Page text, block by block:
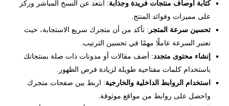
كتابة أوصاف منتجات فريدة وجذابة: ابتعد عن النسخ المباشر وركز
على مميزات وفوائد المنتج.
تحسين سرعة المتجر : تأكد من أن متجرك سريع الاستجابة، حيث
تعتبر السرعة عاملًا مهمًا في تحسين الترتيب.
إنشاء محتوى متجدد: أضف مقالات أو مدونات ذات صلة بمنتجاتك
باستخدام كلمات مفتاحية طويلة لزيادة فرص الظهور.
استخدام الروابط الداخلية والخارجية: اربط بين صفحات متجرك
واحصل على روابط من مواقع موثوقة.